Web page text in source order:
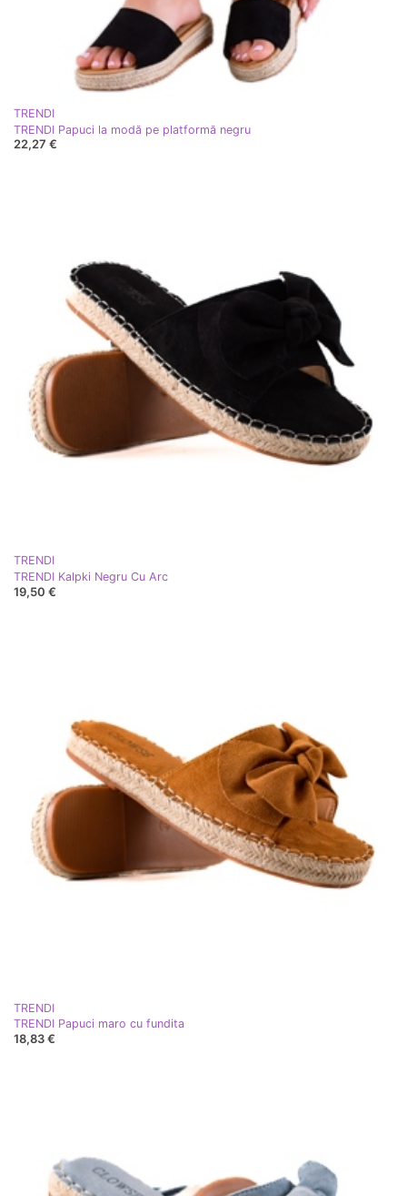
TRENDI
TRENDI Papuci la modă pe platformă negru
22,27 €
TRENDI
TRENDI Kalpki Negru Cu Arc
19,50 €
TRENDI
TRENDI Papuci maro cu fundita
18,83 €